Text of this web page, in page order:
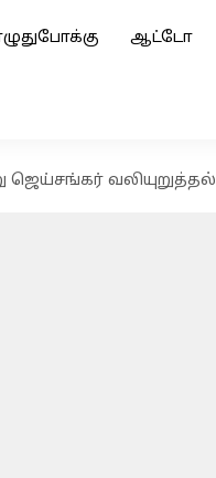
ஆட்டோ
ஜெய்சங்கர் வலியுறுத்தல்